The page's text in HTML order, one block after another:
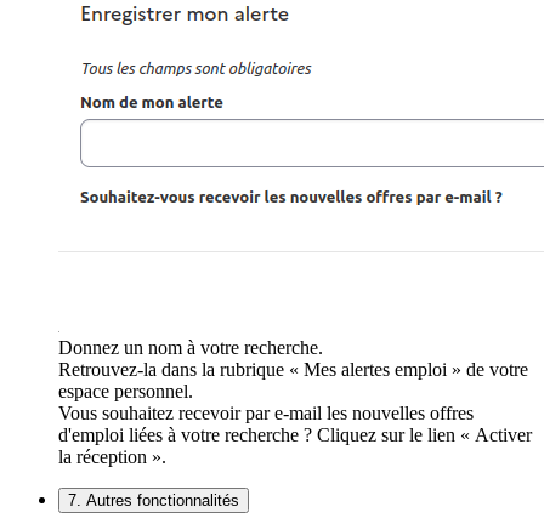
Donnez un nom à votre recherche.
Retrouvez-la dans la rubrique « Mes alertes emploi » de votre
espace personnel.
Vous souhaitez recevoir par e-mail les nouvelles offres
d'emploi liées à votre recherche ? Cliquez sur le lien « Activer
la réception ».
7. Autres fonctionnalités